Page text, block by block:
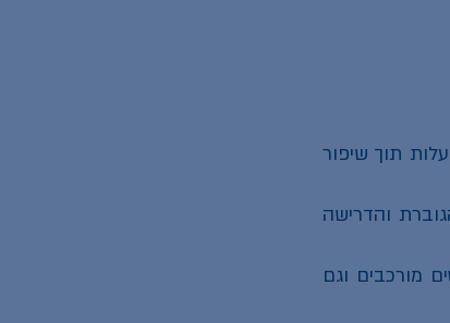
תוך שיפור
והדרישה
מורכבים וגם